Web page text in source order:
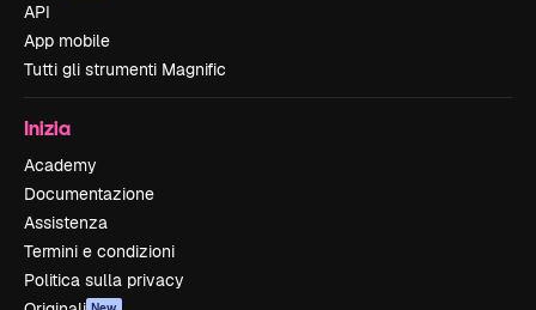
API
App mobile
Tutti gli strumenti Magnific
Inizia
Academy
Documentazione
Assistenza
Termini e condizioni
Politica sulla privacy